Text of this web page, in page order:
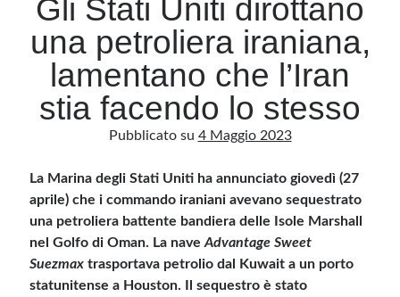
Archivio
Archivi
senza alcuna periodicità. Non può pertanto considerarsi un prodotto editoriale ai
sensi della legge n· 62 del 7.03.2001. L’autore non è responsabile di quanto
pubblicato dai lettori nei commenti ai vari post. Saranno comunque cancellati quelli
Gli Stati Uniti dirottano
una petroliera iraniana,
lamentano che l’Iran
stia facendo lo stesso
Pubblicato su 4 Maggio 2023
La Marina degli Stati Uniti ha annunciato giovedì (27
aprile) che i commando iraniani avevano sequestrato
una petroliera battente bandiera delle Isole Marshall
nel Golfo di Oman. La naveAdvantage Sweet
Suezmax trasportava petrolio dal Kuwait a un porto
statunitense a Houston. Il sequestro è stato